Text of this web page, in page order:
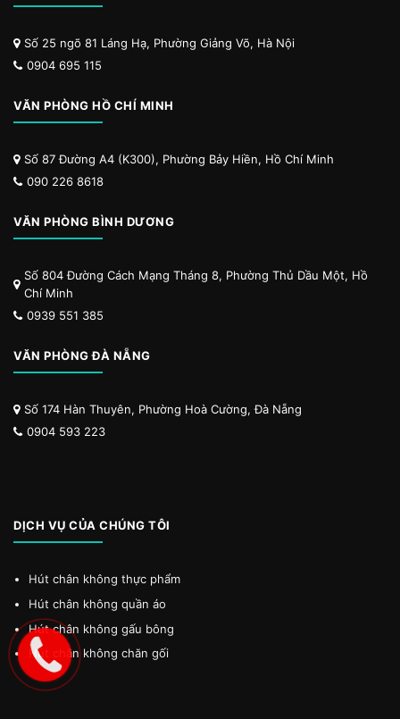
Số 25 ngõ 81 Láng Hạ, Phường Giảng Võ, Hà Nội
0904 695 115
VĂN PHÒNG HỒ CHÍ MINH
Số 87 Đường A4 (K300), Phường Bảy Hiền, Hồ Chí Minh
090 226 8618
VĂN PHÒNG BÌNH DƯƠNG
Số 804 Đường Cách Mạng Tháng 8, Phường Thủ Dầu Một, Hồ
Chí Minh
0939 551 385
VĂN PHÒNG ĐÀ NẴNG
Số 174 Hàn Thuyên, Phường Hoà Cường, Đà Nẵng
0904 593 223
DỊCH VỤ CỦA CHÚNG TÔI
Hút chân không thực phẩm
Hút chân không quần áo
Hút chân không gấu bông
Hút chân không chăn gối